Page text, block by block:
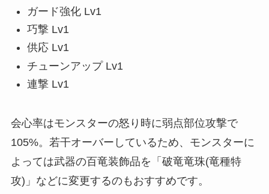
ガード強化 Lv1
巧撃 Lv1
供応 Lv1
チューンアップ Lv1
連撃 Lv1
会心率はモンスターの怒り時に弱点部位攻撃で
105%。若干オーバーしているため、モンスターに
よっては武器の百竜装飾品を「破竜竜珠(竜種特
攻)」などに変更するのもおすすめです。